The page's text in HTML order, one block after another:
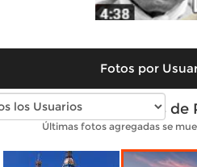
Fotos por
Fotos modernas de
Últimas fotos agregadas se